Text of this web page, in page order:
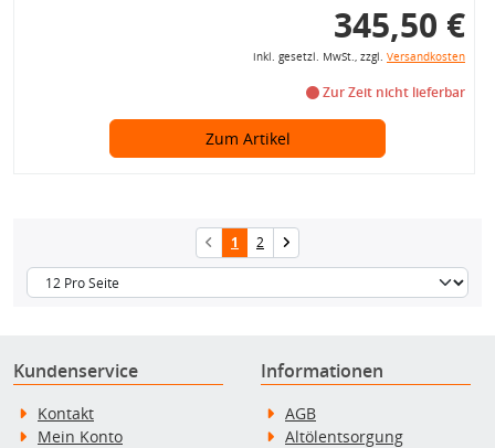
345,50 €
inkl. gesetzl. MwSt., zzgl. Versandkosten
Zur Zeit nicht lieferbar
Zum Artikel
1 2
Kundenservice
Kontakt
Mein Konto
Informationen
AGB
Altölentsorgung